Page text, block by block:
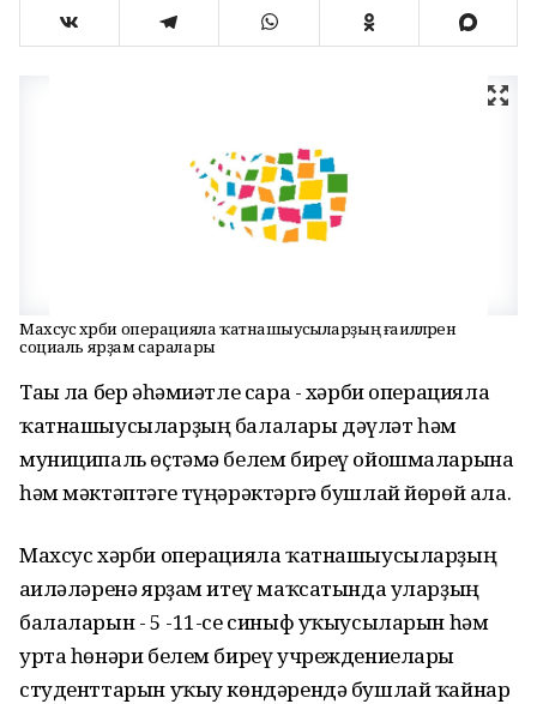
Махсус хәрби операцияла ҡатнашыусыларҙың ғаиләләренә
социаль ярҙам саралары
Тағы ла бер әһәмиәтле сара - хәрби операцияла
ҡатнашыусыларҙың балалары дәүләт һәм
муниципаль өҫтәмә белем биреү ойошмаларына
һәм мәктәптәге түңәрәктәргә бушлай йөрөй ала.
Махсус хәрби операцияла ҡатнашыусыларҙың
ғаиләләренә ярҙам итеү маҡсатында уларҙың
балаларын - 5 -11-се синыф уҡыусыларын һәм
урта һөнәри белем биреү учреждениелары
студенттарын уҡыу көндәрендә бушлай ҡайнар